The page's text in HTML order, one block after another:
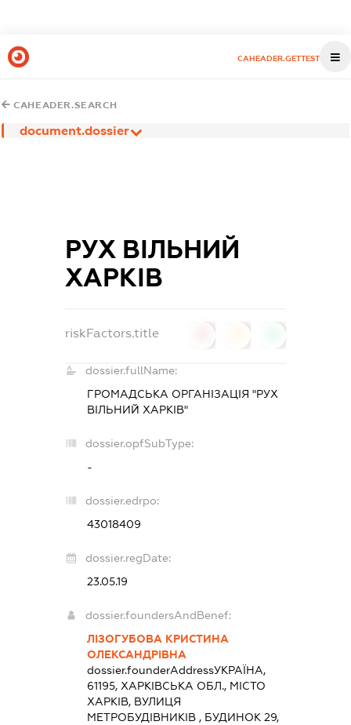
CAHEADER.GETTEST
CAHEADER.SEARCH
document.dossier
РУХ ВІЛЬНИЙ
ХАРКІВ
riskFactors.title
dossier.fullName:
ГРОМАДСЬКА ОРГАНІЗАЦІЯ "РУХ
ВІЛЬНИЙ ХАРКІВ"
dossier.opfSubType:
-
dossier.edrpo:
43018409
dossier.regDate:
23.05.19
dossier.foundersAndBenef:
ЛІЗОГУБОВА КРИСТИНА
ОЛЕКСАНДРІВНА
dossier.founderAddressУКРАЇНА,
61195, ХАРКІВСЬКА ОБЛ., МІСТО
ХАРКІВ, ВУЛИЦЯ
МЕТРОБУДІВНИКІВ , БУДИНОК 29,